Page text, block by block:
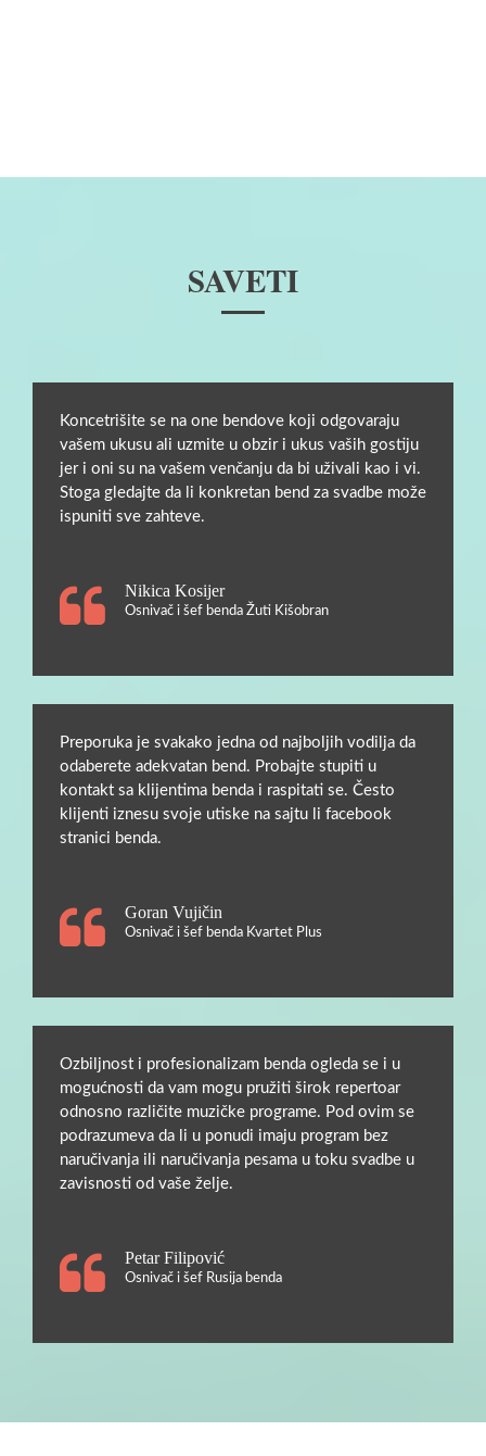
SAVETI
Koncetrišite se na one bendove koji odgovaraju
vašem ukusu ali uzmite u obzir i ukus vaših gostiju
jer i oni su na vašem venčanju da bi uživali kao i vi.
Stoga gledajte da li konkretan bend za svadbe može
ispuniti sve zahteve.
Nikica Kosijer
Osnivač i šef benda Žuti Kišobran
Preporuka je svakako jedna od najboljih vodilja da
odaberete adekvatan bend. Probajte stupiti u
kontakt sa klijentima benda i raspitati se. Često
klijenti iznesu svoje utiske na sajtu li facebook
stranici benda.
Goran Vujičin
Osnivač i šef benda Kvartet Plus
Ozbiljnost i profesionalizam benda ogleda se i u
mogućnosti da vam mogu pružiti širok repertoar
odnosno različite muzičke programe. Pod ovim se
podrazumeva da li u ponudi imaju program bez
naručivanja ili naručivanja pesama u toku svadbe u
zavisnosti od vaše želje.
Petar Filipović
Osnivač i šef Rusija benda